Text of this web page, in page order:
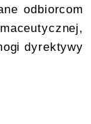
odbiorcom
dyrektywy